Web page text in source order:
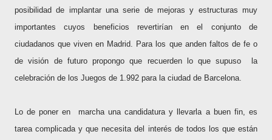
posibilidad de implantar una serie de mejoras y estructuras muy
importantes cuyos beneficios revertirían en el conjunto de
ciudadanos que viven en Madrid. Para los que anden faltos de fe o
de visión de futuro propongo que recuerden lo que supuso
la
celebración de los Juegos de 1.992 para la ciudad de Barcelona.
Lo de poner en
marcha una candidatura y llevarla a buen fin, es
tarea complicada y que necesita del interés de todos los que están